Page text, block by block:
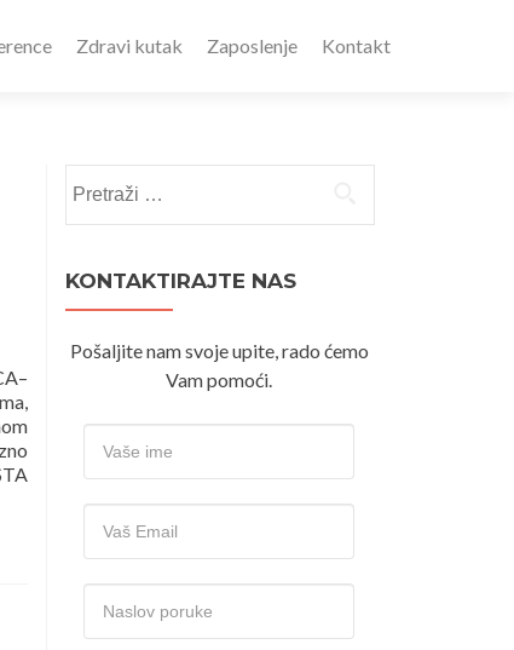
Zdravi kutak Zaposlenje Kontakt
KONTAKTIRAJTE NAS
Pošaljite nam svoje upite, rado ćemo
Vam pomoći.